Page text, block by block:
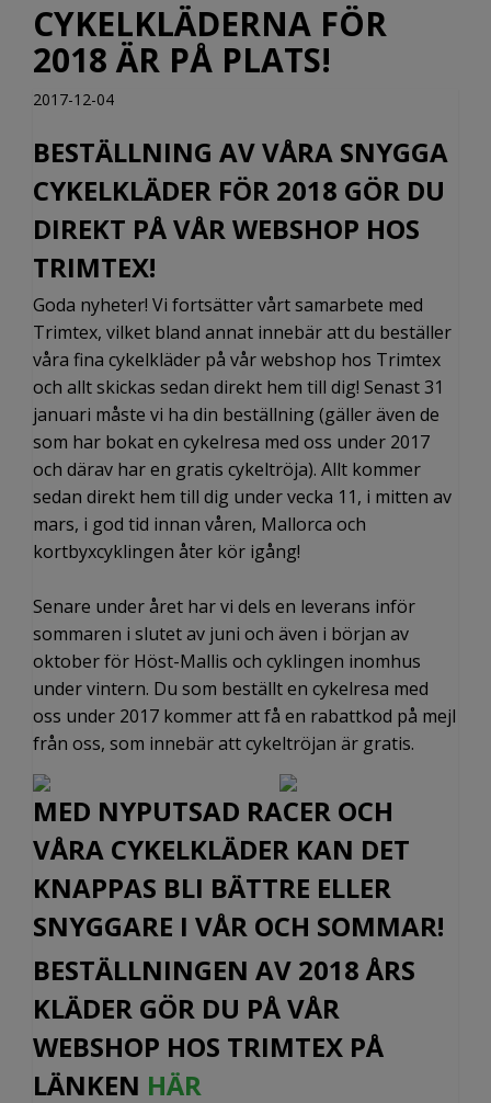
CYKELKLÄDERNA FÖR
2018 ÄR PÅ PLATS!
2017-12-04
BESTÄLLNING AV VÅRA SNYGGA
CYKELKLÄDER FÖR 2018 GÖR DU
DIREKT PÅ VÅR WEBSHOP HOS
TRIMTEX!
Goda nyheter! Vi fortsätter vårt samarbete med
Trimtex, vilket bland annat innebär att du beställer
våra fina cykelkläder på vår webshop hos Trimtex
och allt skickas sedan direkt hem till dig! Senast 31
januari måste vi ha din beställning (gäller även de
som har bokat en cykelresa med oss under 2017
och därav har en gratis cykeltröja). Allt kommer
sedan direkt hem till dig under vecka 11, i mitten av
mars, i god tid innan våren, Mallorca och
kortbyxcyklingen åter kör igång!
Senare under året har vi dels en leverans inför
sommaren i slutet av juni och även i början av
oktober för Höst-Mallis och cyklingen inomhus
under vintern. Du som beställt en cykelresa med
oss under 2017 kommer att få en rabattkod på mejl
från oss, som innebär att cykeltröjan är gratis.
MED NYPUTSAD RACER OCH
VÅRA CYKELKLÄDER KAN DET
KNAPPAS BLI BÄTTRE ELLER
SNYGGARE I VÅR OCH SOMMAR!
BESTÄLLNINGEN AV 2018 ÅRS
KLÄDER GÖR DU PÅ VÅR
WEBSHOP HOS TRIMTEX PÅ
LÄNKEN HÄR